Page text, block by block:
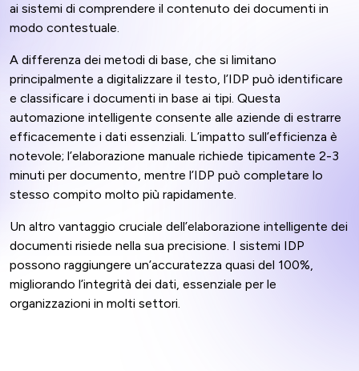
ai sistemi di comprendere il contenuto dei documenti in
modo contestuale.
A differenza dei metodi di base, che si limitano
principalmente a digitalizzare il testo, l’IDP può identificare
e classificare i documenti in base ai tipi. Questa
automazione intelligente consente alle aziende di estrarre
efficacemente i dati essenziali. L’impatto sull’efficienza è
notevole; l’elaborazione manuale richiede tipicamente 2-3
minuti per documento, mentre l’IDP può completare lo
stesso compito molto più rapidamente.
Un altro vantaggio cruciale dell’elaborazione intelligente dei
documenti risiede nella sua precisione. I sistemi IDP
possono raggiungere un’accuratezza quasi del 100%,
migliorando l’integrità dei dati, essenziale per le
organizzazioni in molti settori.